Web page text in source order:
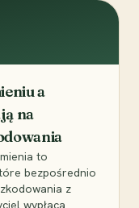
a
na
to
bezpośrednio
z
wypłaca